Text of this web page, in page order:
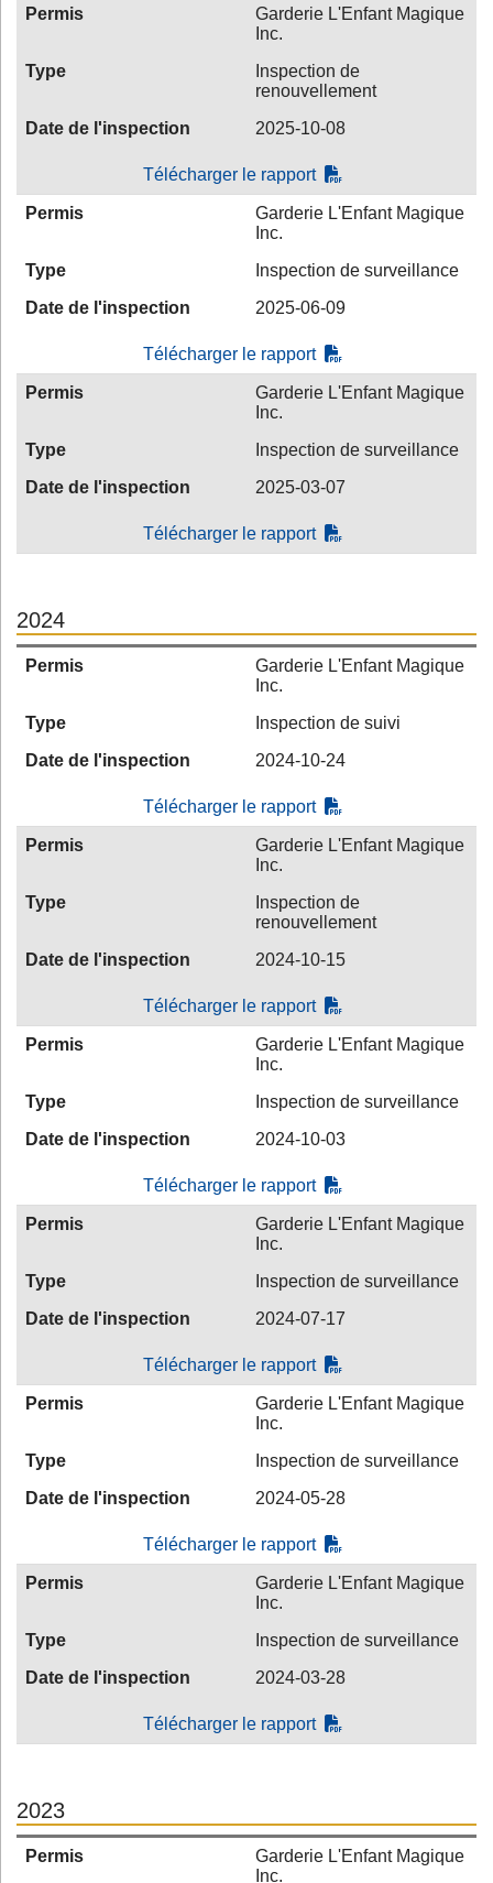
Permis
Garderie L'Enfant Magique
Inc.
Type
Inspection de
renouvellement
Date de l'inspection
2025-10-08
Télécharger le rapport
Permis
Garderie L'Enfant Magique
Inc.
Type
Inspection de surveillance
Date de l'inspection
2025-06-09
Télécharger le rapport
Permis
Garderie L'Enfant Magique
Inc.
Type
Inspection de surveillance
Date de l'inspection
2025-03-07
Télécharger le rapport
2024
Permis
Garderie L'Enfant Magique
Inc.
Type
Inspection de suivi
Date de l'inspection
2024-10-24
Télécharger le rapport
Permis
Garderie L'Enfant Magique
Inc.
Type
Inspection de
renouvellement
Date de l'inspection
2024-10-15
Télécharger le rapport
Permis
Garderie L'Enfant Magique
Inc.
Type
Inspection de surveillance
Date de l'inspection
2024-10-03
Télécharger le rapport
Permis
Garderie L'Enfant Magique
Inc.
Type
Inspection de surveillance
Date de l'inspection
2024-07-17
Télécharger le rapport
Permis
Garderie L'Enfant Magique
Inc.
Type
Inspection de surveillance
Date de l'inspection
2024-05-28
Télécharger le rapport
Permis
Garderie L'Enfant Magique
Inc.
Type
Inspection de surveillance
Date de l'inspection
2024-03-28
Télécharger le rapport
2023
Permis
Garderie L'Enfant Magique
Inc.